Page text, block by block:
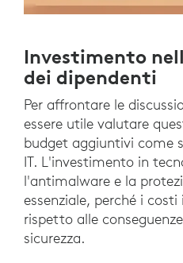
Investimento
dei dipendenti
Per affrontare le
essere utile valutare
budget aggiuntivi come
IT. L'investimento in
l'antimalware e la
essenziale, perché i
rispetto alle
sicurezza.